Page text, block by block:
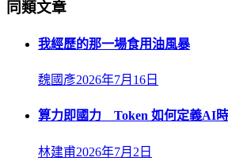
同類文章
我經歷的那一場食用油風暴
魏國彥2026年7月16日
算力即國力 Token 如何定義AI
林建甫2026年7月2日